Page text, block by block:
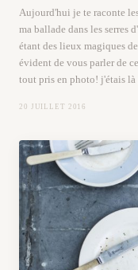
Aujourd'hui je te raconte
ma ballade dans les serres
étant des lieux magiques
évident de vous parler de
tout pris en photo! j'étais là
20 JUILLET 2016